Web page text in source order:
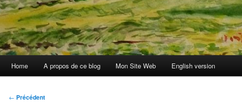
Home A propos de ce blog Mon Site Web English version
Navigation
← Précédent